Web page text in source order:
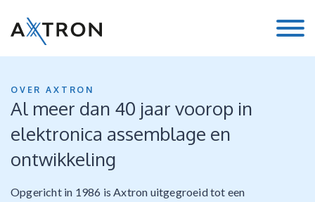
OVER AXTRON
Al meer dan 40 jaar voorop in
elektronica assemblage en
ontwikkeling
Opgericht in 1986 is Axtron uitgegroeid tot een